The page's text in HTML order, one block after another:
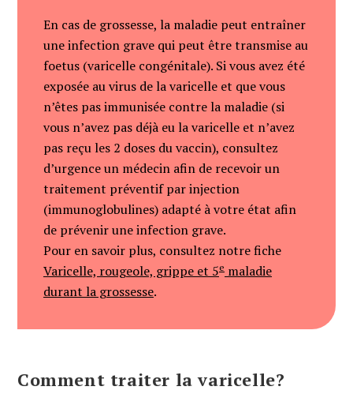
En cas de grossesse, la maladie peut entraîner
une infection grave qui peut être transmise au
foetus (varicelle congénitale). Si vous avez été
exposée au virus de la varicelle et que vous
n’êtes pas immunisée contre la maladie (si
vous n’avez pas déjà eu la varicelle et n’avez
pas reçu les 2 doses du vaccin), consultez
d’urgence un médecin afin de recevoir un
traitement préventif par injection
(immunoglobulines) adapté à votre état afin
de prévenir une infection grave.
Pour en savoir plus, consultez notre fiche
Varicelle, rougeole, grippe et 5e maladie
durant la grossesse.
Comment traiter la varicelle?